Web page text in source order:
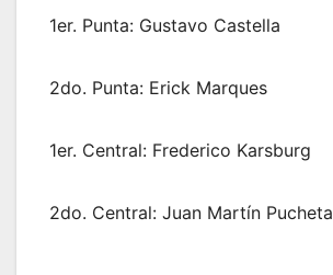
1er. Punta: Gustavo Castella
2do. Punta: Erick Marques
1er. Central: Frederico Karsburg
2do. Central: Juan Martín Pucheta